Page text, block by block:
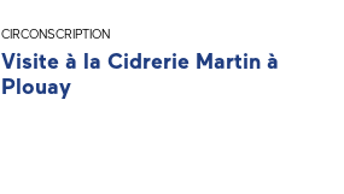
CIRCONSCRIPTION
Visite à la Cidrerie Martin à
Plouay